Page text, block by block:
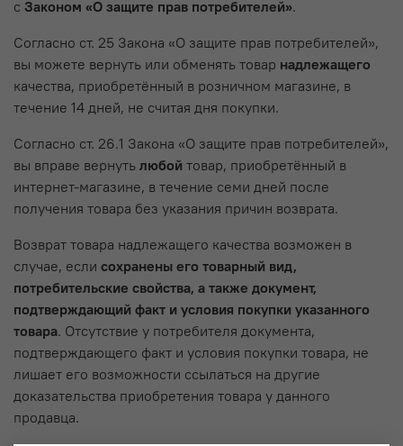
с Законом «О защите прав потребителей».
Согласно ст. 25 Закона «О защите прав потребителей»,
вы можете вернуть или обменять товар надлежащего
качества, приобретённый в розничном магазине, в
течение 14 дней, не считая дня покупки.
Согласно ст. 26.1 Закона «О защите прав потребителей»,
вы вправе вернуть любой товар, приобретённый в
интернет-магазине, в течение семи дней после
получения товара без указания причин возврата.
Возврат товара надлежащего качества возможен в
случае, если сохранены его товарный вид,
потребительские свойства, а также документ,
подтверждающий факт и условия покупки указанного
товара. Отсутствие у потребителя документа,
подтверждающего факт и условия покупки товара, не
лишает его возможности ссылаться на другие
доказательства приобретения товара у данного
продавца.